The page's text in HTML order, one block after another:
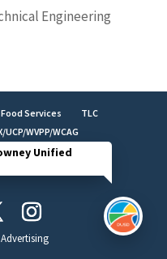
Engineering
Food Services
TLC
WVPP/WCAG
LCAP
Facilities
bubble
Unified